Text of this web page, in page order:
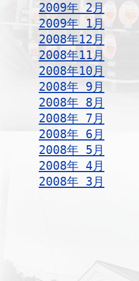
2009年 2月
2009年 1月
2008年12月
2008年11月
2008年10月
2008年 9月
2008年 8月
2008年 7月
2008年 6月
2008年 5月
2008年 4月
2008年 3月